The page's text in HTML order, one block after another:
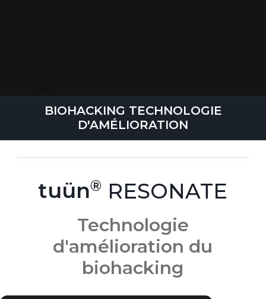
BIOHACKING TECHNOLOGIE
D'AMÉLIORATION
tuün RESONATE
Technologie
d'amélioration du
biohacking